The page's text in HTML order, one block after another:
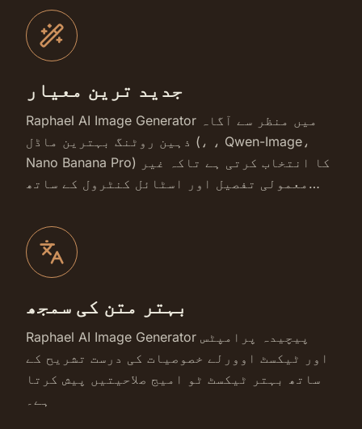
جدید ترین معیار
Raphael AI Image Generator میں منظر سے آگاہ
ذہین روٹنگ بہترین ماڈل (، ، Qwen-Image،
Nano Banana Pro) کا انتخاب کرتی ہے تاکہ غیر
معمولی تفصیل اور اسٹائل کنٹرول کے ساتھ
بہتر متن کی سمجھ
Raphael AI Image Generator پیچیدہ پرامپٹس
اور ٹیکسٹ اوورلے خصوصیات کی درست تشریح کے
ساتھ بہتر ٹیکسٹ ٹو امیج صلاحیتیں پیش کرتا
ہے۔